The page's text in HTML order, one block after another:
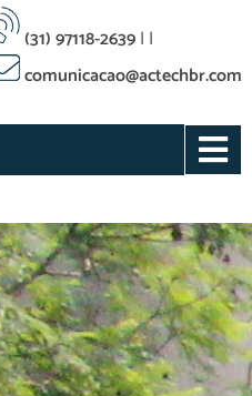
(31) 97118-2639| |
comunicacao@actechbr.com